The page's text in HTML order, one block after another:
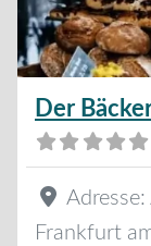
Der
Adresse:
Frankfurt